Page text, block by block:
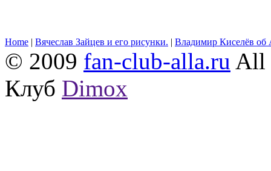
Home | Вячеслав Зайцев и его рисунки. | Владимир Киселёв об
© 2009 fan-club-alla.ru All
Клуб Dimox